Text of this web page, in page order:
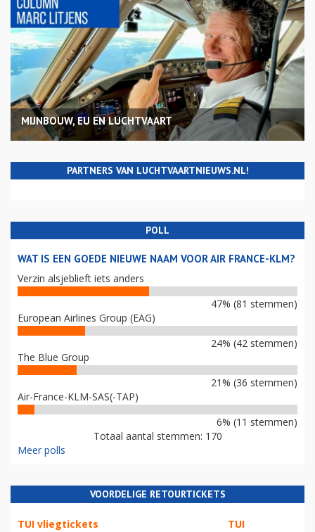
MIJNBOUW, EU EN LUCHTVAART
PARTNERS VAN LUCHTVAARTNIEUWS.NL!
POLL
WAT IS EEN GOEDE NIEUWE NAAM VOOR AIR FRANCE-KLM?
Verzin alsjeblieft iets anders
47% (81 stemmen)
European Airlines Group (EAG)
24% (42 stemmen)
The Blue Group
21% (36 stemmen)
Air-France-KLM-SAS(-TAP)
6% (11 stemmen)
Totaal aantal stemmen: 170
Meer polls
VOORDELIGE RETOURTICKETS
TUI vliegtickets TUI